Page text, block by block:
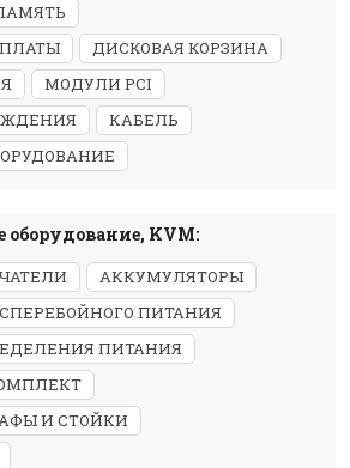
ДИСКОВАЯ КОРЗИНА
МОДУЛИ PCI
КАБЕЛЬ
KVM:
АККУМУЛЯТОРЫ
ПИТАНИЯ
ПИТАНИЯ
И СТОЙКИ